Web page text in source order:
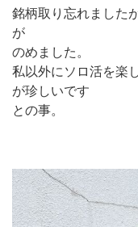
銘柄取り忘れました
が
のめました。
私以外にソロ活を楽
が珍しいです
との事。